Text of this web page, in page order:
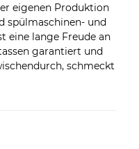
eigenen Produktion
spülmaschinen- und
eine lange Freude an
garantiert und
schmeckt